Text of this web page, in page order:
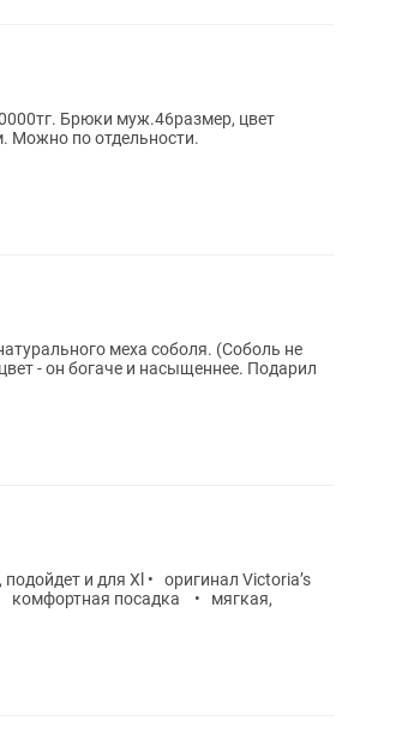
Брюки муж.46размер, цвет
Можно по отдельности.
меха соболя. (Соболь не
- он богаче и насыщеннее. Подарил
• оригинал Victoria’s
комфортная посадка • мягкая,